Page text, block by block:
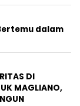
dalam
DI
MAGLIANO,